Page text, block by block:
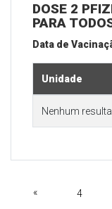
DOSE 2
PARA
Data de
Unidade
Nenhum
« 4